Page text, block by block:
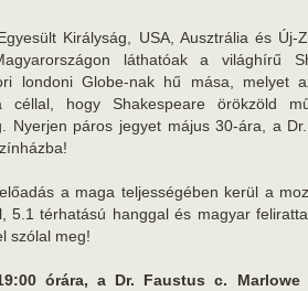
Királyság, USA, Ausztrália és Új-
láthatóak a világhírű
londoni Globe-nak hű mása, melyet
hogy Shakespeare örökzöld
Nyerjen páros jegyet május 30-ára, a
a maga teljességében kerül a
5.1 térhatású hanggal és magyar
szólal meg!
órára, a Dr. Faustus c. Marlowe